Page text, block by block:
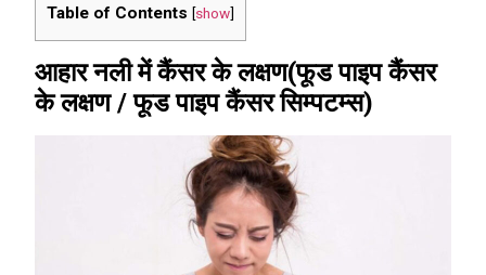
Table of Contents [show]
आहार नली में कैंसर के लक्षण(फूड पाइप कैंसर
के लक्षण / फूड पाइप कैंसर सिम्पटम्स)